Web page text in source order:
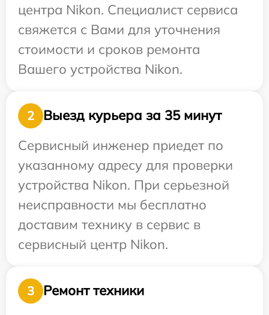
центра Nikon. Специалист сервиса
свяжется с Вами для уточнения
стоимости и сроков ремонта
Вашего устройства Nikon.
2
Выезд курьера за 35 минут
Сервисный инженер приедет по
указанному адресу для проверки
устройства Nikon. При серьезной
неисправности мы бесплатно
доставим технику в сервис в
сервисный центр Nikon.
3
Ремонт техники